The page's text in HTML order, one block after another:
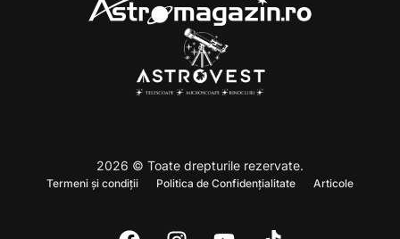
2026 © Toate drepturile rezervate.
Termeni și condiții Politica de Confidențialitate Articole